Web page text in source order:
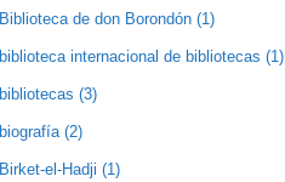
Biblioteca de don Borondón (1)
biblioteca internacional de bibliotecas (1)
bibliotecas (3)
biografía (2)
Birket-el-Hadji (1)